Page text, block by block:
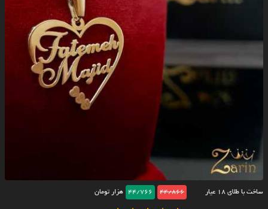
ساخت با طلای ۱۸ عیار 44/866
44/766 هزار تومان